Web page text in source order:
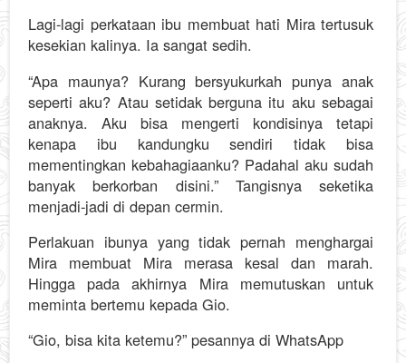
Lagi-lagi perkataan ibu membuat hati Mira tertusuk
kesekian kalinya. Ia sangat sedih.
“Apa maunya? Kurang bersyukurkah punya anak
seperti aku? Atau setidak berguna itu aku sebagai
anaknya. Aku bisa mengerti kondisinya tetapi
kenapa ibu kandungku sendiri tidak bisa
mementingkan kebahagiaanku? Padahal aku sudah
banyak berkorban disini.” Tangisnya seketika
menjadi-jadi di depan cermin.
Perlakuan ibunya yang tidak pernah menghargai
Mira membuat Mira merasa kesal dan marah.
Hingga pada akhirnya Mira memutuskan untuk
meminta bertemu kepada Gio.
“Gio, bisa kita ketemu?” pesannya di WhatsApp